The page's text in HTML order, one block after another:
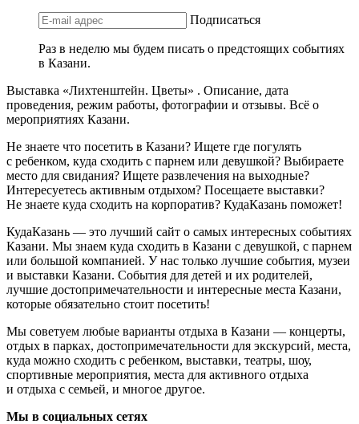
Подписаться
Раз в неделю мы будем писать о предстоящих событиях
в Казани.
Выставка «Лихтенштейн. Цветы» . Описание, дата
проведения, режим работы, фотографии и отзывы. Всё о
мероприятиях Казани.
Не знаете что посетить в Казани? Ищете где погулять
с ребенком, куда сходить с парнем или девушкой? Выбираете
место для свидания? Ищете развлечения на выходные?
Интересуетесь активным отдыхом? Посещаете выставки?
Не знаете куда сходить на корпоратив? КудаКазань поможет!
КудаКазань — это лучший сайт о самых интересных событиях
Казани. Мы знаем куда сходить в Казани с девушкой, с парнем
или большой компанией. У нас только лучшие события, музеи
и выставки Казани. События для детей и их родителей,
лучшие достопримечательности и интересные места Казани,
которые обязательно стоит посетить!
Мы советуем любые варианты отдыха в Казани — концерты,
отдых в парках, достопримечательности для экскурсий, места,
куда можно сходить с ребенком, выставки, театры, шоу,
спортивные мероприятия, места для активного отдыха
и отдыха с семьей, и многое другое.
Мы в социальных сетях